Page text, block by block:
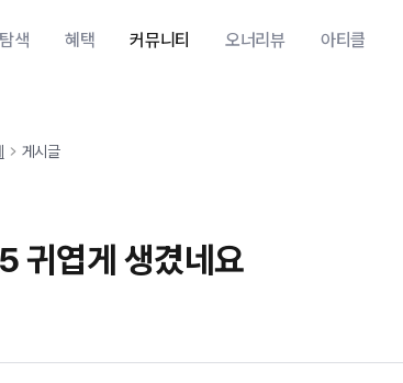
색 혜택 커뮤니티 오너리뷰 아티클
게시글
귀엽게 생겼네요